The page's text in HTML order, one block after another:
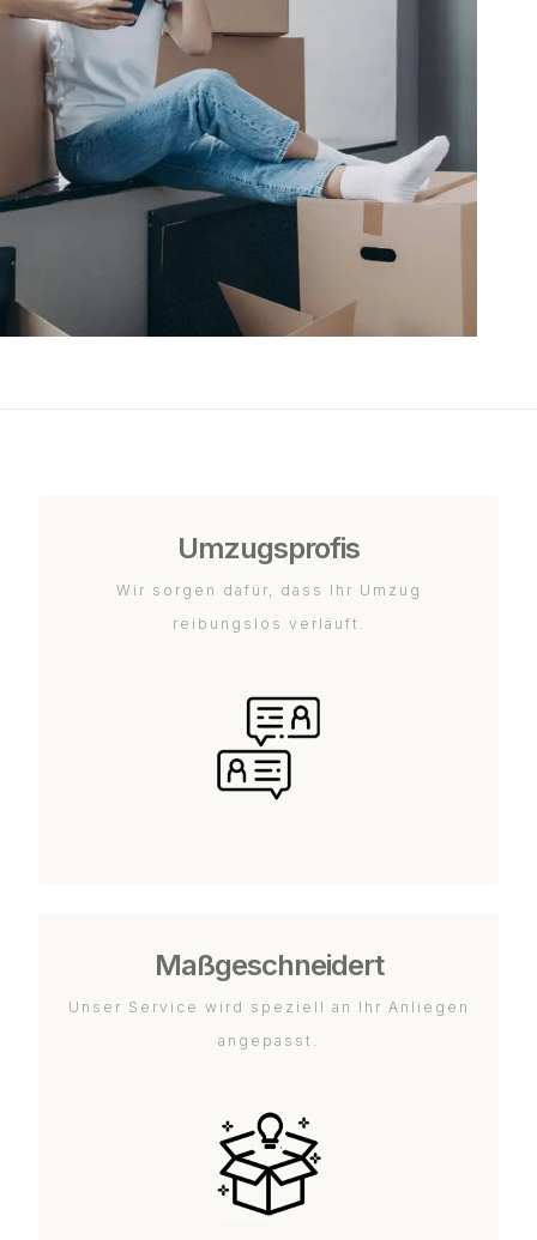
Umzugsprofis
Wir sorgen dafür, dass Ihr Umzug
reibungslos verläuft.
Maßgeschneidert
Unser Service wird speziell an Ihr Anliegen
angepasst.